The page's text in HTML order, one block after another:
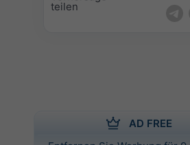
teilen
AD FREE